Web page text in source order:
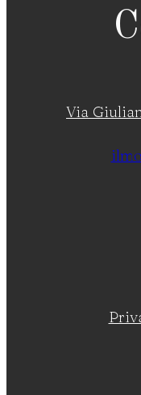
Via